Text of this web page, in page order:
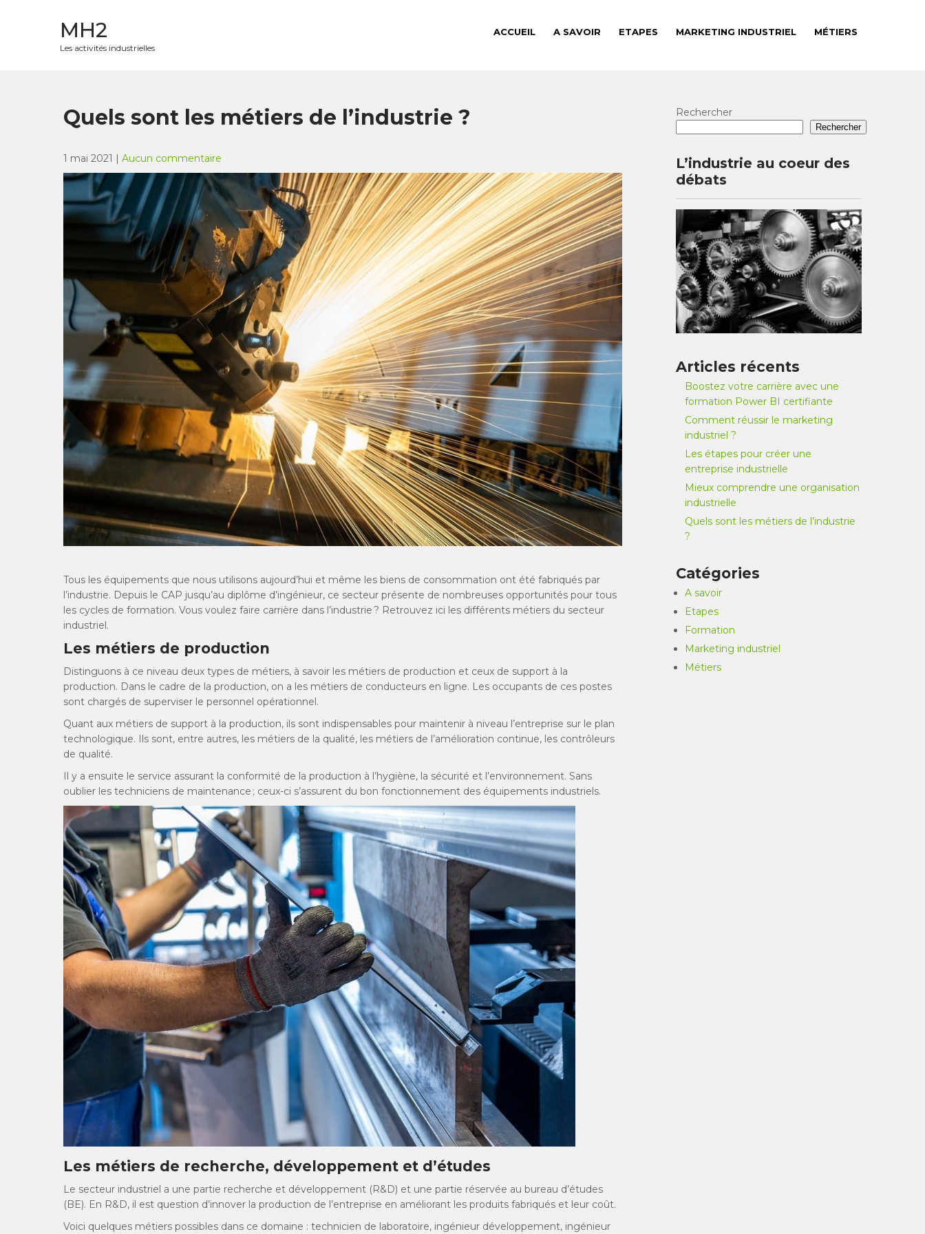
MH2
Les activités industrielles
ACCUEIL A SAVOIR ETAPES MARKETING INDUSTRIEL MÉTIERS
Quels sont les métiers de l’industrie ?
1 mai 2021 | Aucun commentaire
Tous les équipements que nous utilisons aujourd’hui et même les biens de consommation ont été fabriqués par
l’industrie. Depuis le CAP jusqu’au diplôme d’ingénieur, ce secteur présente de nombreuses opportunités pour tous
les cycles de formation. Vous voulez faire carrière dans l’industrie ? Retrouvez ici les différents métiers du secteur
industriel.
Les métiers de production
Distinguons à ce niveau deux types de métiers, à savoir les métiers de production et ceux de support à la
production. Dans le cadre de la production, on a les métiers de conducteurs en ligne. Les occupants de ces postes
sont chargés de superviser le personnel opérationnel.
Quant aux métiers de support à la production, ils sont indispensables pour maintenir à niveau l’entreprise sur le plan
technologique. Ils sont, entre autres, les métiers de la qualité, les métiers de l’amélioration continue, les contrôleurs
de qualité.
Il y a ensuite le service assurant la conformité de la production à l’hygiène, la sécurité et l’environnement. Sans
oublier les techniciens de maintenance ; ceux-ci s’assurent du bon fonctionnement des équipements industriels.
Les métiers de recherche, développement et d’études
Le secteur industriel a une partie recherche et développement (R&D) et une partie réservée au bureau d’études
(BE). En R&D, il est question d’innover la production de l’entreprise en améliorant les produits fabriqués et leur coût.
Voici quelques métiers possibles dans ce domaine : technicien de laboratoire, ingénieur développement, ingénieur
Rechercher
Rechercher
L’industrie au coeur des
débats
Articles récents
Boostez votre carrière avec une
formation Power BI certifiante
Comment réussir le marketing
industriel ?
Les étapes pour créer une
entreprise industrielle
Mieux comprendre une organisation
industrielle
Quels sont les métiers de l’industrie
?
Catégories
A savoir
Etapes
Formation
Marketing industriel
Métiers